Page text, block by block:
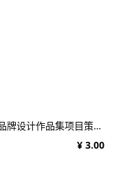
30页现代时尚女性化摄影品牌设计作品集项目策划演示文稿PPT模板 Modateka – Brand Kit Powerpoint
¥ 3.00